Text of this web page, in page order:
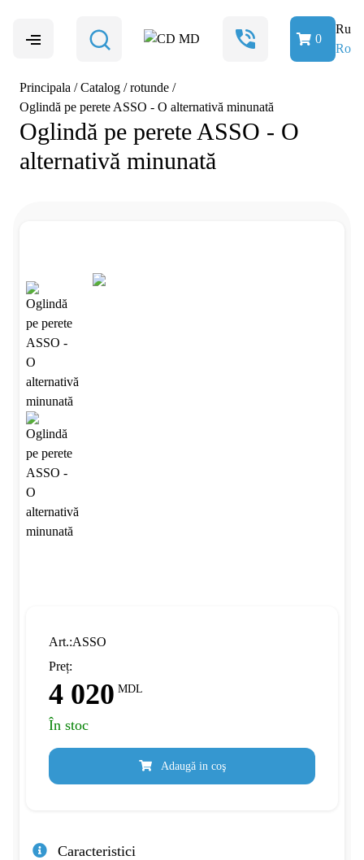
0
Ru
Ro
Principala / Catalog / rotunde /
Oglindă pe perete ASSO - O alternativă minunată
Oglindă pe perete ASSO - O
alternativă minunată
Art.:ASSO
Preț:
4 020 MDL
În stoc
Adaugă in coş
Caracteristici